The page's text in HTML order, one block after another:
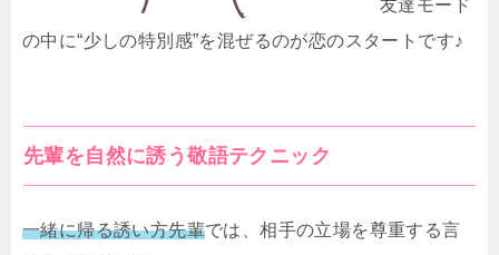
友達モード
の中に“少しの特別感”を混ぜるのが恋のスタートです♪
先輩を自然に誘う敬語テクニック
一緒に帰る誘い方先輩では、相手の立場を尊重する言